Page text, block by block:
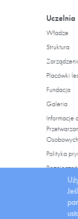
Uczelnia
Władze
Struktura
Placówki
Fundacja
Galeria
Informacje
Osobowych
Polityka
Uczelnia